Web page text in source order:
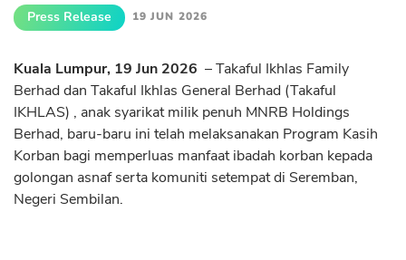
Press Release 19 JUN 2026
Kuala Lumpur, 19 Jun 2026 – Takaful Ikhlas Family
Berhad dan Takaful Ikhlas General Berhad (Takaful
IKHLAS) , anak syarikat milik penuh MNRB Holdings
Berhad, baru-baru ini telah melaksanakan Program Kasih
Korban bagi memperluas manfaat ibadah korban kepada
golongan asnaf serta komuniti setempat di Seremban,
Negeri Sembilan.